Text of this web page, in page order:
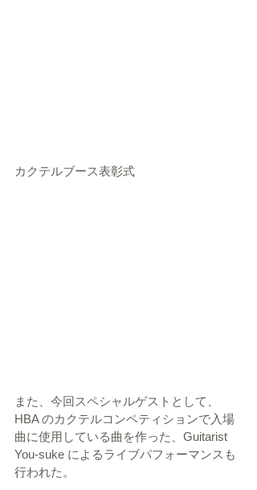
カクテルブース表彰式
また、今回スペシャルゲストとして、
HBA のカクテルコンペティションで入場
曲に使用している曲を作った、Guitarist
You-suke によるライブパフォーマンスも
行われた。